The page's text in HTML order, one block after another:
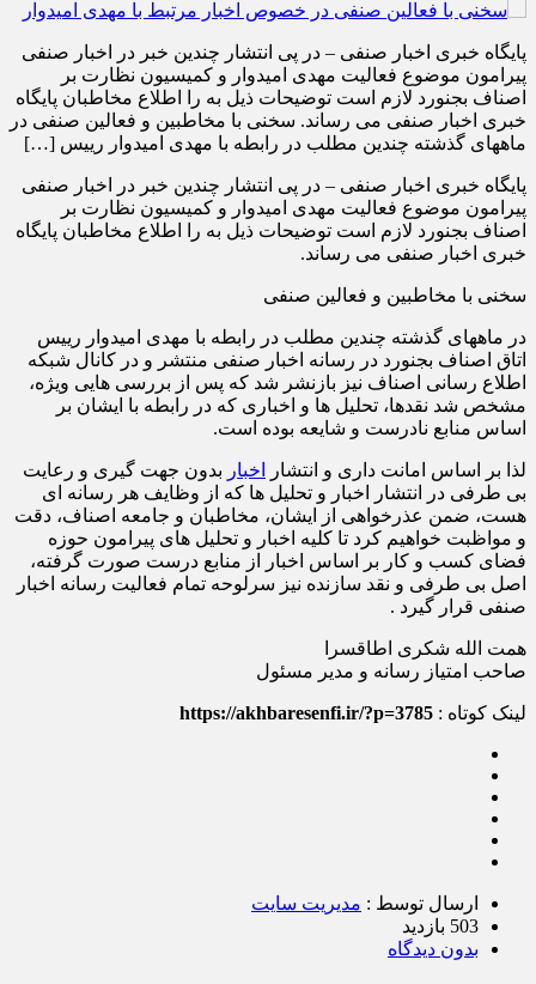
پایگاه خبری اخبار صنفی – در پی انتشار چندین خبر در اخبار صنفی
پیرامون موضوع فعالیت مهدی امیدوار و کمیسیون نظارت بر
اصناف بجنورد لازم است توضیحات ذیل به را اطلاع مخاطبان پایگاه
خبری اخبار صنفی می رساند. سخنی با مخاطبین و فعالین صنفی در
ماههای گذشته چندین مطلب در رابطه با مهدی امیدوار رییس […]
پایگاه خبری اخبار صنفی – در پی انتشار چندین خبر در اخبار صنفی
پیرامون موضوع فعالیت مهدی امیدوار و کمیسیون نظارت بر
اصناف بجنورد لازم است توضیحات ذیل به را اطلاع مخاطبان پایگاه
خبری اخبار صنفی می رساند.
سخنی با مخاطبین و فعالین صنفی
در ماههای گذشته چندین مطلب در رابطه با مهدی امیدوار رییس
اتاق اصناف بجنورد در رسانه اخبار صنفی منتشر و در کانال شبکه
اطلاع رسانی اصناف نیز بازنشر شد که پس از بررسی هایی ویژه،
مشخص شد نقدها، تحلیل ها و اخباری که در رابطه با ایشان بر
اساس منابع نادرست و شایعه بوده است.
لذا بر اساس امانت داری و انتشار اخبار بدون جهت گیری و رعایت
بی طرفی در انتشار اخبار و تحلیل ها که از وظایف هر رسانه ای
هست، ضمن عذرخواهی از ایشان، مخاطبان و جامعه اصناف، دقت
و مواظبت خواهیم کرد تا کلیه اخبار و تحلیل های پیرامون حوزه
فضای کسب و کار بر اساس اخبار از منابع درست صورت گرفته،
اصل بی طرفی و نقد سازنده نیز سرلوحه تمام فعالیت رسانه اخبار
صنفی قرار گیرد .
همت الله شکری اطاقسرا
صاحب امتیاز رسانه و مدیر مسئول
لینک کوتاه : https://akhbaresenfi.ir/?p=3785
ارسال توسط : مدیریت سایت
503 بازدید
بدون دیدگاه